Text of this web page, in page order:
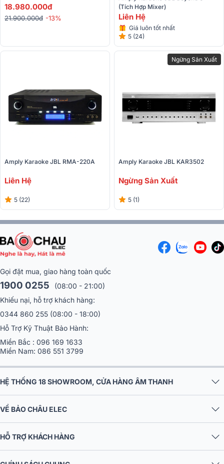
18.980.000đ
21.900.000đ -13%
(Tích Hợp Mixer)
Liên Hệ
Giá luôn tốt nhất
5 (24)
Liên Hệ
5 (22)
Ngừng Sản Xuất
Amply Karaoke JBL KAR3502
Ngừng Sản Xuất
5 (1)
Gọi đặt mua, giao hàng toàn quốc
1900 0255
(08:00 - 21:00)
Khiếu nại, hỗ trợ khách hàng:
0344 860 255 (08:00 - 18:00)
Hỗ Trợ Kỹ Thuật Bảo Hành:
Miền Bắc : 096 169 1633
Miền Nam: 086 551 3799
HỆ THỐNG 18 SHOWROOM, CỬA HÀNG ÂM THANH
VỀ BẢO CHÂU ELEC
HỖ TRỢ KHÁCH HÀNG